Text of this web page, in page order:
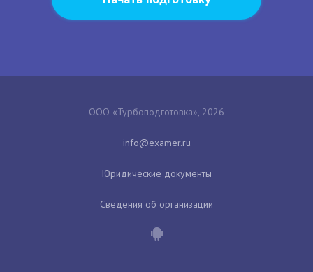
ООО «Турбоподготовка», 2026
Юридические документы
Сведения об организации